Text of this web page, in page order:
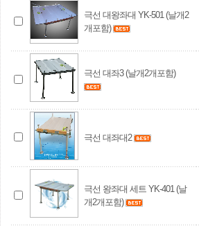
극선 대왕좌대 YK-501 (날개2
개포함)
극선 대좌3 (날개2개포함)
극선 대좌대2
극선 왕좌대 세트 YK-401 (날
개2개포함)